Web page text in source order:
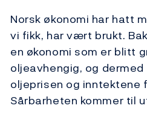
Norsk økonomi har hatt
vi fikk, har vært brukt.
en økonomi som er blitt
oljeavhengig, og
oljeprisen og inntektene
Sårbarheten kommer til